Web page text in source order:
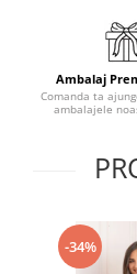
Ambalaj
Comanda ta
ambalajele
-34%